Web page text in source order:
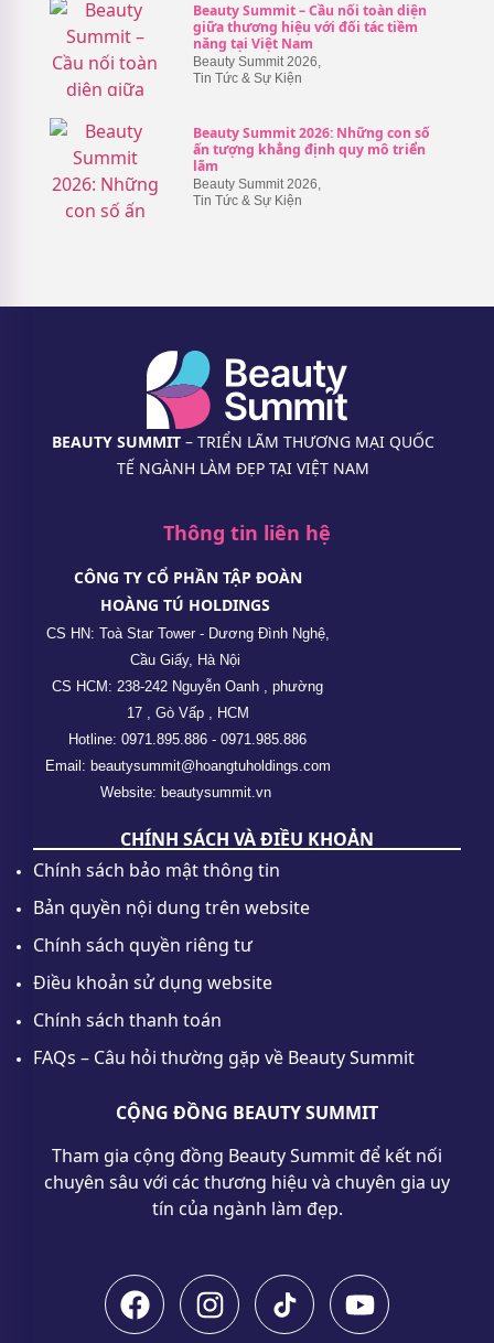
Beauty Summit – Cầu nối toàn diện
giữa thương hiệu với đối tác tiềm
năng tại Việt Nam
Beauty Summit 2026,
Tin Tức & Sự Kiện
Beauty Summit 2026: Những con số
ấn tượng khẳng định quy mô triển
lãm
Beauty Summit 2026
Tin Tức & Sự Kiện
BEAUTY SUMMIT– TRIỂN LÃM THƯƠNG MẠI QUỐC
TẾ NGÀNH LÀM ĐẸP TẠI VIỆT NAM
Thông tin liên hệ
CÔNG TY CỔ PHẦN TẬP ĐOÀN
HOÀNG TÚ HOLDINGS
CS HN: Toà Star Tower - Dương Đình Nghệ,
Cầu Giấy, Hà Nội
CS HCM: 238-242 Nguyễn Oanh , phường
17 , Gò Vấp , HCM
Hotline: 0971.895.886 - 0971.985.886
Email: beautysummit@hoangtuholdings.com
Website: beautysummit.vn
CHÍNH SÁCH VÀ ĐIỀU KHOẢN
Chính sách bảo mật thông tin
Bản quyền nội dung trên website
Chính sách quyền riêng tư
Điều khoản sử dụng website
Chính sách thanh toán
FAQs – Câu hỏi thường gặp về Beauty Summit
CỘNG ĐỒNG BEAUTY SUMMIT
Tham gia cộng đồng Beauty Summit để kết nối
chuyên sâu với các thương hiệu và chuyên gia uy
tín của ngành làm đẹp.